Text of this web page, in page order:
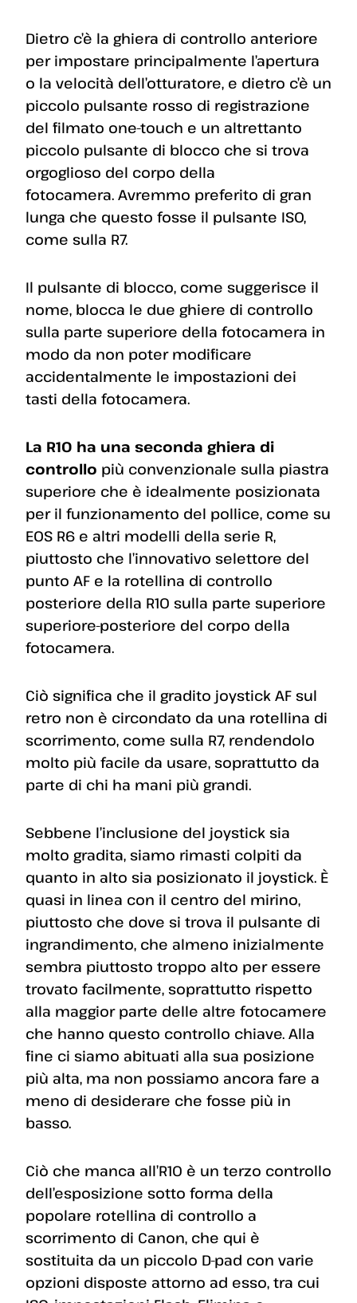
Dietro c’è la ghiera di controllo anteriore
per impostare principalmente l’apertura
o la velocità dell’otturatore, e dietro c’è un
piccolo pulsante rosso di registrazione
del filmato one-touch e un altrettanto
piccolo pulsante di blocco che si trova
orgoglioso del corpo della
fotocamera. Avremmo preferito di gran
lunga che questo fosse il pulsante ISO,
come sulla R7.
Il pulsante di blocco, come suggerisce il
nome, blocca le due ghiere di controllo
sulla parte superiore della fotocamera in
modo da non poter modificare
accidentalmente le impostazioni dei
tasti della fotocamera.
La R10 ha una seconda ghiera di
controllo più convenzionale sulla piastra
superiore che è idealmente posizionata
per il funzionamento del pollice, come su
EOS R6 e altri modelli della serie R,
piuttosto che l’innovativo selettore del
punto AF e la rotellina di controllo
posteriore della R10 sulla parte superiore
superiore-posteriore del corpo della
fotocamera.
Ciò significa che il gradito joystick AF sul
retro non è circondato da una rotellina di
scorrimento, come sulla R7, rendendolo
molto più facile da usare, soprattutto da
parte di chi ha mani più grandi.
Sebbene l’inclusione del joystick sia
molto gradita, siamo rimasti colpiti da
quanto in alto sia posizionato il joystick. È
quasi in linea con il centro del mirino,
piuttosto che dove si trova il pulsante di
ingrandimento, che almeno inizialmente
sembra piuttosto troppo alto per essere
trovato facilmente, soprattutto rispetto
alla maggior parte delle altre fotocamere
che hanno questo controllo chiave. Alla
fine ci siamo abituati alla sua posizione
più alta, ma non possiamo ancora fare a
meno di desiderare che fosse più in
basso.
Ciò che manca all’R10 è un terzo controllo
dell’esposizione sotto forma della
popolare rotellina di controllo a
scorrimento di Canon, che qui è
sostituita da un piccolo D-pad con varie
opzioni disposte attorno ad esso, tra cui